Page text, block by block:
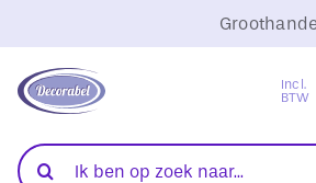
naar
inhoud
Incl.
BTW
Folies
Zoeken